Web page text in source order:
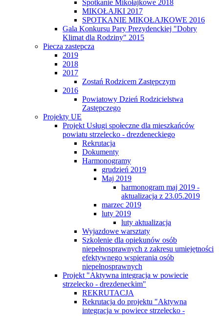
Spotkanie Mikołajkowe 2018
MIKOŁAJKI 2017
SPOTKANIE MIKOŁAJKOWE 2016
Gala Konkursu Pary Prezydenckiej "Dobry
Klimat dla Rodziny" 2015
Piecza zastępcza
2019
2018
2017
Zostań Rodzicem Zastępczym
2016
Powiatowy Dzień Rodzicielstwa
Zastępczego
Projekty UE
Projekt Usługi społeczne dla mieszkańców
powiatu strzelecko - drezdeneckiego
Rekrutacja
Dokumenty
Harmonogramy
grudzień 2019
Maj 2019
harmonogram maj 2019 -
aktualizacja z 23.05.2019
marzec 2019
luty 2019
luty aktualizacja
Wyjazdowe warsztaty
Szkolenie dla opiekunów osób
niepełnosprawnych z zakresu umiejętności
efektywnego wspierania osób
niepełnosprawnych
Projekt "Aktywna integracja w powiecie
strzelecko - drezdeneckim"
REKRUTACJA
Rekrutacja do projektu "Aktywna
integracja w powiece strzelecko -